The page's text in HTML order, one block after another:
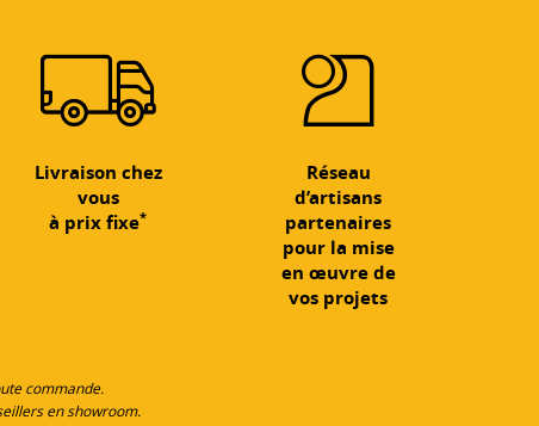
Livraison chez
vous
à prix fixe*
Réseau
d’artisans
partenaires
pour la mise
en œuvre de
vos projets
commande.
en showroom.